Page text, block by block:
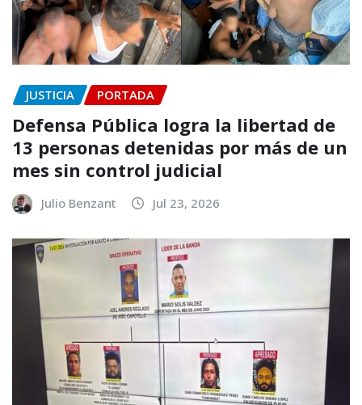
JUSTICIA PORTADA
Defensa Pública logra la libertad de
13 personas detenidas por más de un
mes sin control judicial
Julio Benzant Jul 23, 2026